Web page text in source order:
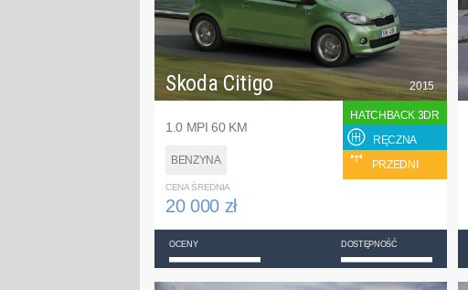
Skoda Citigo
1.0 MPI 60 KM
BENZYNA
2015
HATCHBACK 3DR
RĘCZNA
PRZEDNI
CENA ŚREDNIA
20 000 zł
OCENY DOSTĘPNOŚĆ